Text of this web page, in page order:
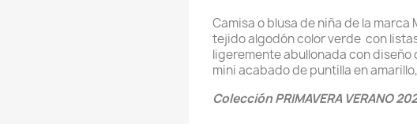
Camisa o blusa de niña de la marca
tejido algodón color verde con
ligeremente abullonada con diseño
mini acabado de puntilla en
Colección PRIMAVERA VERANO